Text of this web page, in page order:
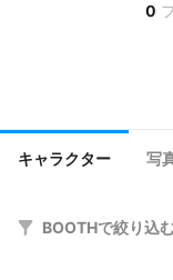
0
キャラクター 写
BOOTHで絞り込